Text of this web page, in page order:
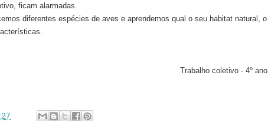
ficam alarmadas.
diferentes espécies de aves e aprendemos qual o seu habitat natural, o
Trabalho coletivo - 4º ano